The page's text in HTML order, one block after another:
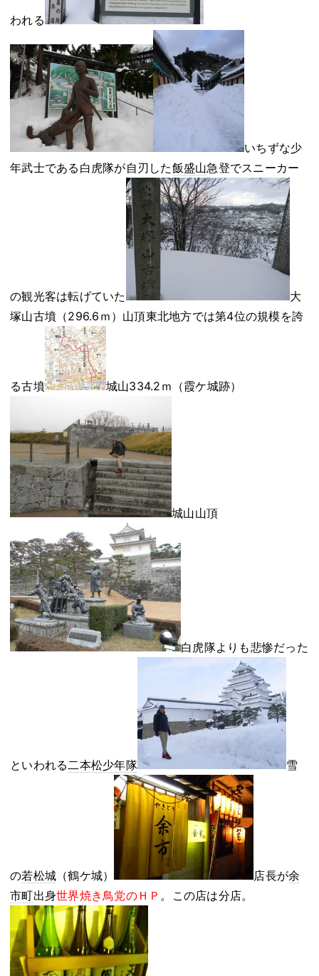
われる
いちずな少
年武士である白虎隊が自刃した飯盛山急登でスニーカー
の観光客は転げていた
大
塚山古墳（296.6ｍ）山頂東北地方では第4位の規模を誇
る古墳 城山334.2ｍ（霞ケ城跡）
城山山頂
白虎隊よりも悲惨だった
といわれる二本松少年隊 雪
の若松城 （鶴ケ城） 店長が余
市町出身世界焼き鳥党のＨＰ 。この店は分店。